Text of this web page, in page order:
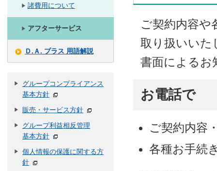
ご契約内容や
取り扱いいた
書面によるお
お電話で
ご契約内容
各種お手続
諸費用について
アフターサービス
Ｄ.Ａ. プラス 用語解説
グループコンプライアンス
基本方針
販売・サービス方針
グループ利益相反管理
基本方針
個人情報の保護に関する方
針